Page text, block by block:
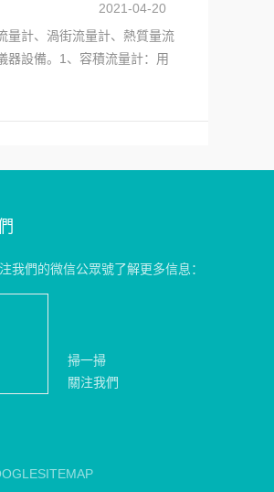
2021-04-20
量計、渦街流量計、熱質量流
器設備。1、容積流量計：用
我們的微信公眾號了解更多信息：
掃一掃
關注我們